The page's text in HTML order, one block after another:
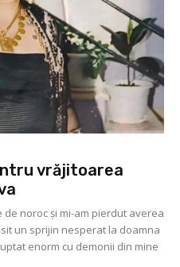
vrăjitoarea
noroc şi mi-am pierdut averea
un sprijin nesperat la doamna
enorm cu demonii din mine